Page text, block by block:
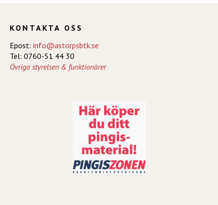
KONTAKTA OSS
Epost: info@astorpsbtk.se
Tel: 0760-51 44 30
Övriga styrelsen & funktionärer